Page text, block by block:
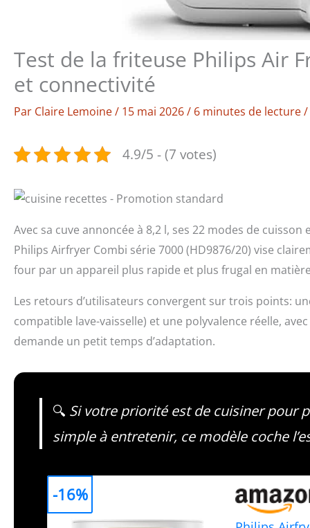
Test de la friteuse Philips Air
et connectivité
Par Claire Lemoine/ 15 mai 2026/ 6 minutes de lecture/
4.9/5 - (7 votes)
Avec sa cuve annoncée à 8,2 l, ses 22 modes de
Philips Airfryer Combi série 7000 (HD9876/20) vise
four par un appareil plus rapide et plus frugal en
Les retours d’utilisateurs convergent sur trois points:
compatible lave-vaisselle) et une polyvalence réelle,
demande un petit temps d’adaptation.
🔍 Si votre priorité est de cuisiner pour
simple à entretenir, ce modèle coche
-16%